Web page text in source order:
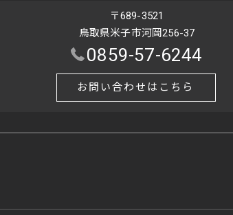
〒689-3521
鳥取県米子市河岡256-37
0859-57-6244
お問い合わせはこちら